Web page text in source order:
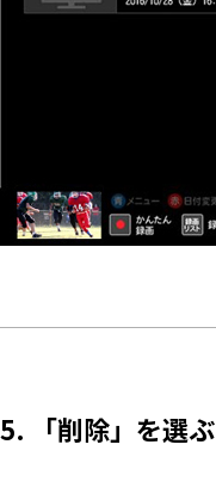
5. 「削除」を選ぶ